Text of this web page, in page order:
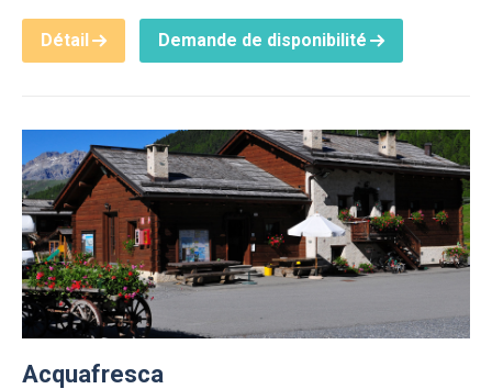
Détail Demande de disponibilité
Acquafresca